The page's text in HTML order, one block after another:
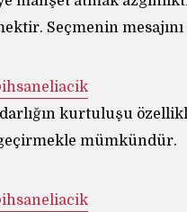
Seçmenin
Eliaçık ‏@ihsaneliacik
kurtuluşu
mümkündür.
Eliaçık ‏@ihsaneliacik